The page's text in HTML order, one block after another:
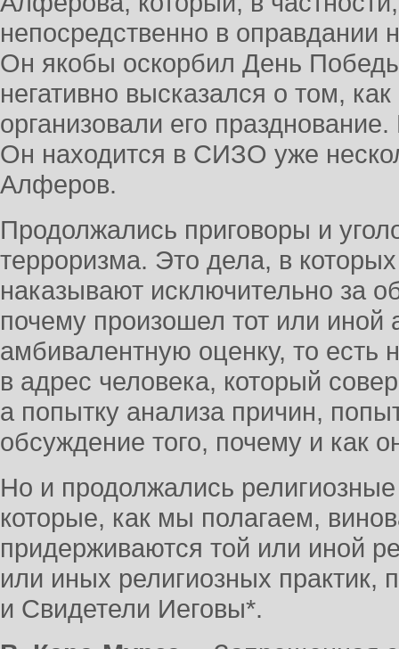
непосредственно в оправдании
Он якобы оскорбил День
негативно высказался о том,
организовали его
Он находится в СИЗО уже
Алферов.
Продолжались приговоры и
терроризма. Это дела, в
наказывают исключительно за
почему произошел тот или иной
амбивалентную оценку, то есть
в адрес человека, который
а попытку анализа причин,
обсуждение того, почему и как
Но и продолжались
которые, как мы полагаем,
придерживаются той или иной
или иных религиозных
и Свидетели Иеговы*.